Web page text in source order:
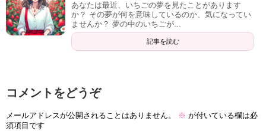
あなたは最近、いちごの夢を見たことがあります
か？ その夢が何を意味しているのか、気になってい
ませんか？ 夢の中のいちごが...
記事を読む
コメントをどうぞ
メールアドレスが公開されることはありません。 ※ が付いている欄は必
須項目です